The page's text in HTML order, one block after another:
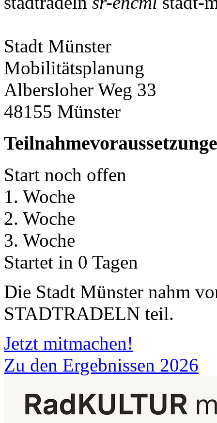
Stadt Münster
Mobilitätsplanung
Albersloher Weg 33
48155 Münster
Start noch offen
1. Woche
2. Woche
3. Woche
Startet in 0 Tagen
Die Stadt Münster nahm
STADTRADELN teil.
Jetzt mitmachen!
Zu den Ergebnissen 2026